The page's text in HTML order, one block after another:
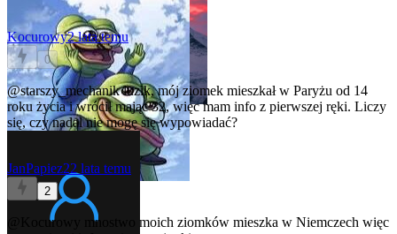
Kocurowy2 lata temu
0
@starszy_mechanikluzik, mój ziomek mieszkał w Paryżu od 14
roku życia i wrócił mając 32, więc mam info z pierwszej ręki. Liczy
się, czy nadal nie mogę się wypowiadać?
JanPapiez22 lata temu
2
@Kocurowy
mnostwo moich ziomków mieszka w Niemczech więc